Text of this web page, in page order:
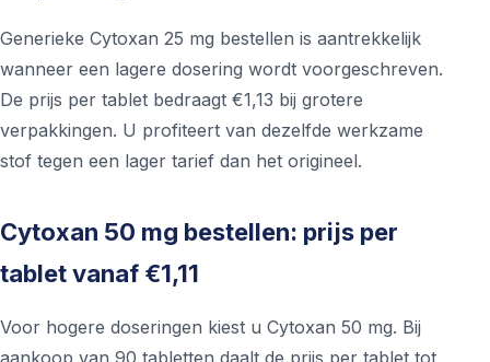
Generieke Cytoxan 25 mg bestellen is aantrekkelijk
wanneer een lagere dosering wordt voorgeschreven.
De prijs per tablet bedraagt €1,13 bij grotere
verpakkingen. U profiteert van dezelfde werkzame
stof tegen een lager tarief dan het origineel.
Cytoxan 50 mg bestellen: prijs per
tablet vanaf €1,11
Voor hogere doseringen kiest u Cytoxan 50 mg. Bij
aankoop van 90 tabletten daalt de prijs per tablet tot